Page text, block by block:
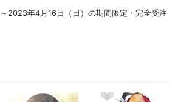
2023年4月16日（日）の期間限定・完全受注